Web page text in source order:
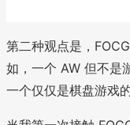
第二种观点是，
如，一个 AW 但不是
一个仅仅是棋盘游戏